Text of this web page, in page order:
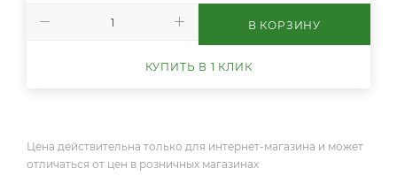
В КОРЗИНУ
КУПИТЬ В 1 КЛИК
Цена действительна только для интернет-магазина и может
отличаться от цен в розничных магазинах